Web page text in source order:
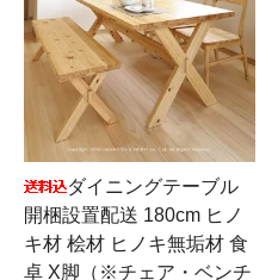
ダイニングテーブル
開梱設置配送 180cm ヒノ
キ材 桧材 ヒノキ無垢材 食
卓 X脚（※チェア・ベンチ